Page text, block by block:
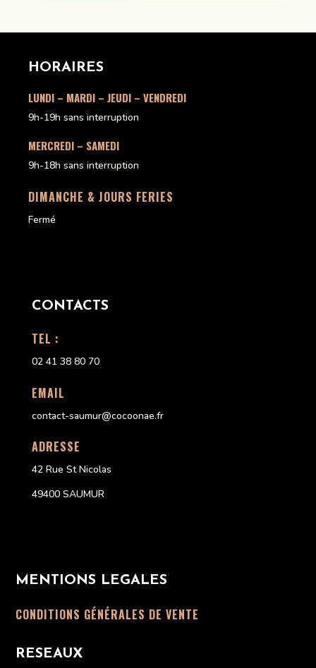
HORAIRES
LUNDI – MARDI – JEUDI – VENDREDI
9h-19h sans interruption
MERCREDI – SAMEDI
9h-18h sans interruption
DIMANCHE & JOURS FERIES
Fermé
CONTACTS
TEL :
02 41 38 80 70
EMAIL
contact-saumur@cocoonae.fr
ADRESSE
42 Rue St Nicolas
49400 SAUMUR
MENTIONS LEGALES
CONDITIONS GÉNÉRALES DE VENTE
RESEAUX